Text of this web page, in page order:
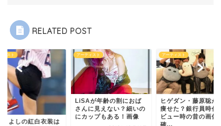
RELATED POST
ィスト
きよしの紅白衣装は
アーティスト
LiSAが年齢の割におば
さんに見えない？細いの
にカップもある！画像
アーティスト
ヒゲダン・藤原聡が
痩せた？銀行員時代
ビュー時の昔の画像